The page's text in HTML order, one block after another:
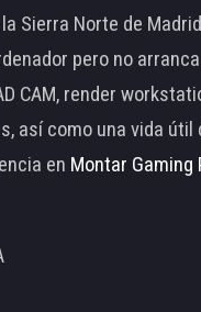
Sierra Norte de
pero no
CAM, render
como una vida
en Montar Gaming